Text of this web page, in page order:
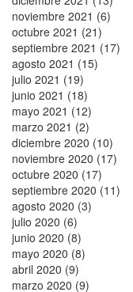
noviembre 2021 (6)
octubre 2021 (21)
septiembre 2021 (17)
agosto 2021 (15)
julio 2021 (19)
junio 2021 (18)
mayo 2021 (12)
marzo 2021 (2)
diciembre 2020 (10)
noviembre 2020 (17)
octubre 2020 (17)
septiembre 2020 (11)
agosto 2020 (3)
julio 2020 (6)
junio 2020 (8)
mayo 2020 (8)
abril 2020 (9)
marzo 2020 (9)